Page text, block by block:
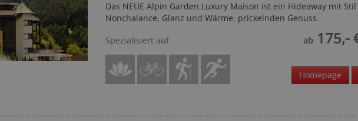
Das NEUE Alpin Garden Luxury Maison ist ein Hideaway mit
Nonchalance, Glanz und Wärme, prickelnden Genuss.
Spezialisiert auf
ab175,-
Homepage